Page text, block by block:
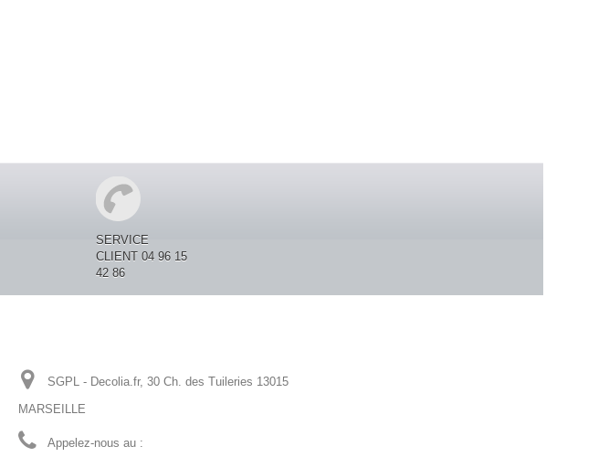
SERVICE
CLIENT 04 96 15
42 86
SGPL - Decolia.fr, 30 Ch. des Tuileries 13015
MARSEILLE
Appelez-nous au :